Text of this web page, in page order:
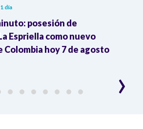
día
posesión de
Espriella como nuevo
Colombia hoy 7 de agosto
›